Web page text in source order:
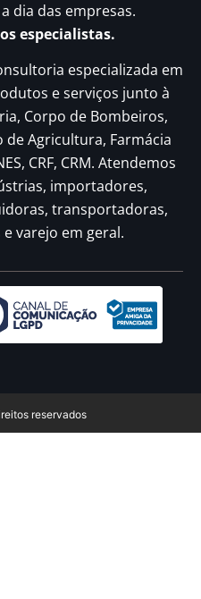
dia das empresas.
especialistas.
especializada em
e serviços junto à
Corpo de Bombeiros,
de Agricultura, Farmácia
CRF, CRM. Atendemos
importadores,
transportadoras,
varejo em geral.
reservados